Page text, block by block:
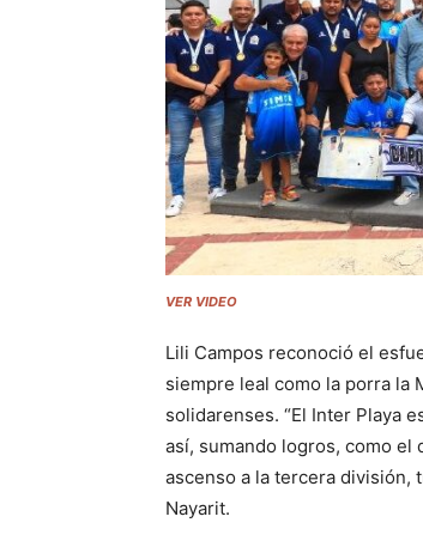
VER VIDEO
Lili Campos reconoció el
siempre leal como la porra la
solidarenses. “El Inter Playa
así, sumando logros, como el
ascenso a la tercera división,
Nayarit.